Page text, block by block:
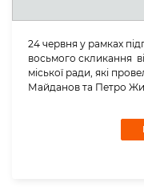
24 червня у рамках
восьмого скликання
міської ради, які
Майданов та Петро